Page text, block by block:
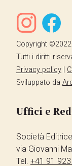
Copyright
Tutti i diritti
Privacy policy
Sviluppato da
Uffici e
Società
via Giovanni
Tel. +41 91 923